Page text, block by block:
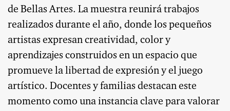
de Bellas Artes. La muestra reunirá trabajos
realizados durante el año, donde los pequeños
artistas expresan creatividad, color y
aprendizajes construidos en un espacio que
promueve la libertad de expresión y el juego
artístico. Docentes y familias destacan este
momento como una instancia clave para valorar